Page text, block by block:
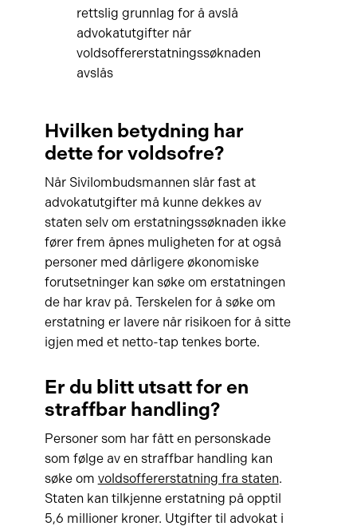
rettslig grunnlag for å avslå
advokatutgifter når
voldsoffererstatningssøknaden
avslås
Hvilken betydning har
dette for voldsofre?
Når Sivilombudsmannen slår fast at
advokatutgifter må kunne dekkes av
staten selv om erstatningssøknaden ikke
fører frem åpnes muligheten for at også
personer med dårligere økonomiske
forutsetninger kan søke om erstatningen
de har krav på. Terskelen for å søke om
erstatning er lavere når risikoen for å sitte
igjen med et netto-tap tenkes borte.
Er du blitt utsatt for en
straffbar handling?
Personer som har fått en personskade
som følge av en straffbar handling kan
søke om voldsoffererstatning fra staten.
Staten kan tilkjenne erstatning på opptil
5,6 millioner kroner. Utgifter til advokat i